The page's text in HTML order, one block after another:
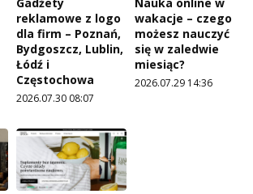
Gadżety
reklamowe z logo
dla firm – Poznań,
Bydgoszcz, Lublin,
Łódź i
Częstochowa
2026.07.30 08:07
Nauka online w
wakacje – czego
możesz nauczyć
się w zaledwie
miesiąc?
2026.07.29 14:36